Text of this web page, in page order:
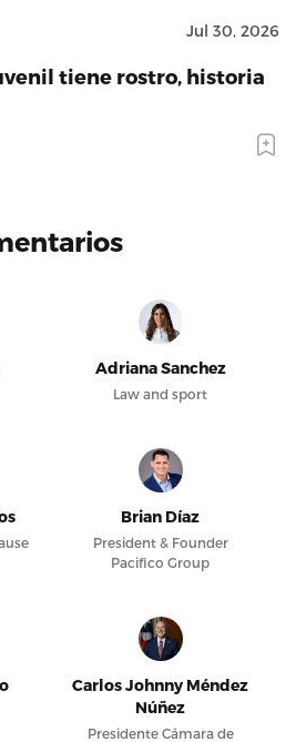
Jul 30, 2026
tiene rostro, historia
Adriana Sanchez
Law and sport
Brian Díaz
President & Founder
Pacifico Group
Carlos Johnny Méndez
Núñez
Presidente Cámara de